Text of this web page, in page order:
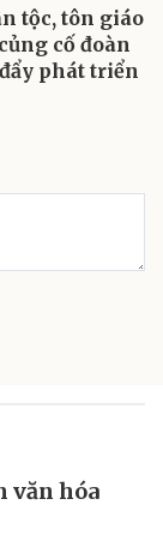
tộc, tôn giáo
cố đoàn
phát triển
văn hóa